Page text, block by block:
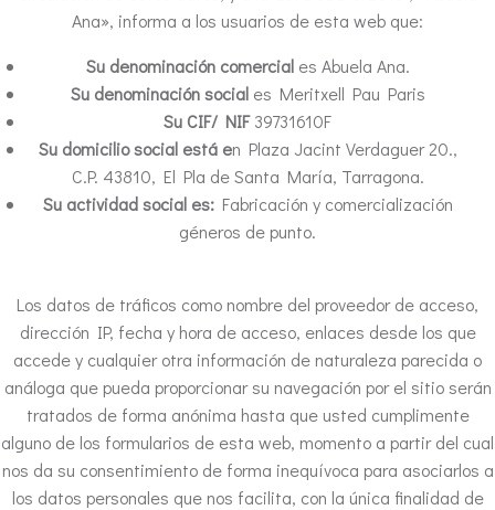
Ana», informa a los usuarios de esta web que:
Su denominación comerciales Abuela Ana.
Su denominación sociales Meritxell Pau Paris
Su CIF/ NIF39731610F
Su domicilio social está en Plaza Jacint Verdaguer 20.,
C.P. 43810, El Pla de Santa María, Tarragona.
Su actividad social es:Fabricación y comercialización
géneros de punto.
Los datos de tráficos como nombre del proveedor de acceso,
dirección IP, fecha y hora de acceso, enlaces desde los que
accede y cualquier otra información de naturaleza parecida o
análoga que pueda proporcionar su navegación por el sitio serán
tratados de forma anónima hasta que usted cumplimente
alguno de los formularios de esta web, momento a partir del cual
nos da su consentimiento de forma inequívoca para asociarlos a
los datos personales que nos facilita, con la única finalidad de